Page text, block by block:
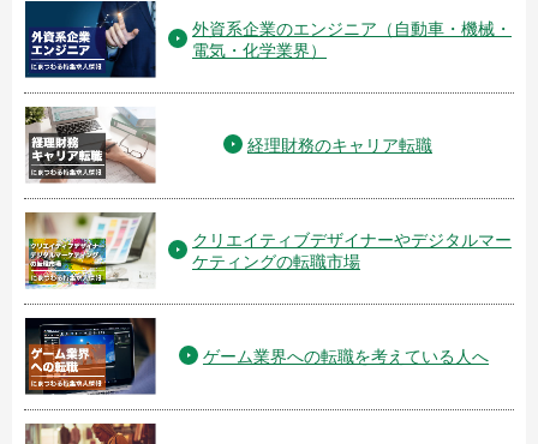
外資系企業のエンジニア（自動車・機械・
電気・化学業界）
経理財務のキャリア転職
クリエイティブデザイナーやデジタルマー
ケティングの転職市場
ゲーム業界への転職を考えている人へ